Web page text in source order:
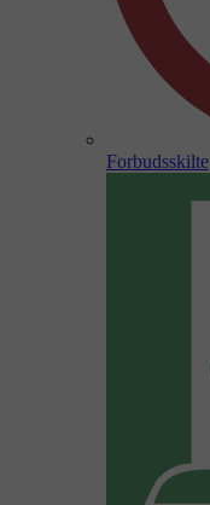
Forbudsskilte